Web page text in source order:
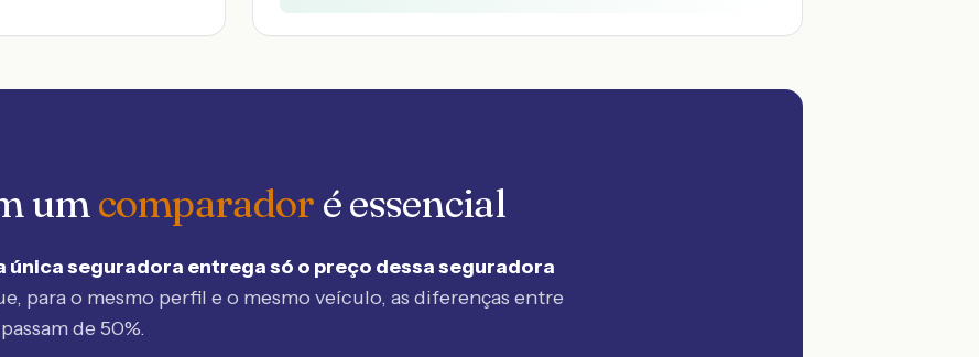
umcomparador é essencial
única seguradora entrega só o preço dessa seguradora
para o mesmo perfil e o mesmo veículo, as diferenças entre
de 50%.